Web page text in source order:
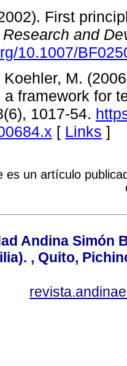
First
and
10.1007/
Koehler, M.
a framework for
1017-54.
[ Links ]
es un artículo
Andina Simón
, Quito,